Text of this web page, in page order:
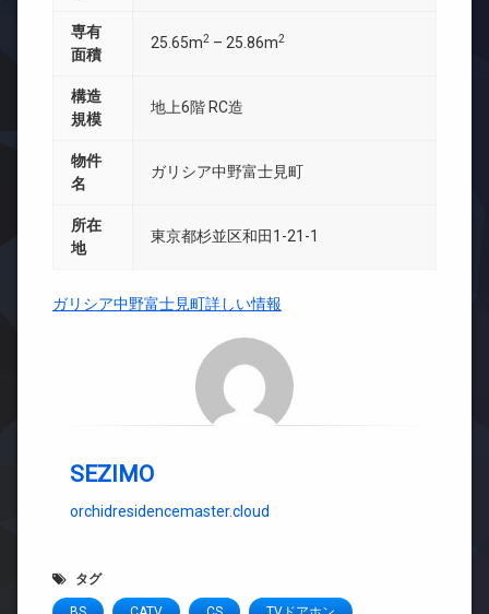
専有
面積
25.65m2 – 25.86m2
構造
規模
地上6階 RC造
物件
名
ガリシア中野富士見町
所在
地
東京都杉並区和田1-21-1
ガリシア中野富士見町詳しい情報
SEZIMO
orchidresidencemaster.cloud
タグ